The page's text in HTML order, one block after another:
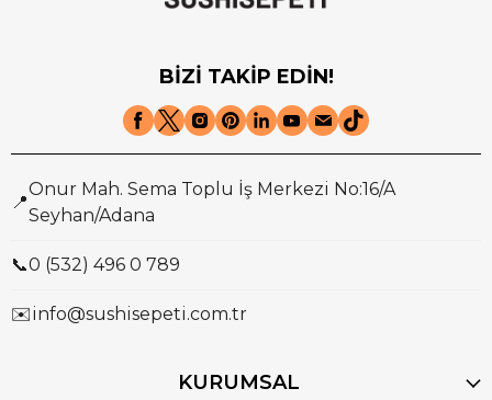
BİZİ TAKİP EDİN!
📍
Onur Mah. Sema Toplu İş Merkezi No:16/A
Seyhan/Adana
📞0 (532) 496 0 789
✉️info@sushisepeti.com.tr
KURUMSAL